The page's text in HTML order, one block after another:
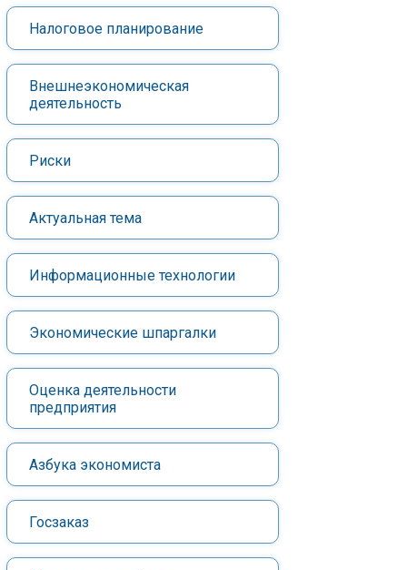
Налоговое планирование
Внешнеэкономическая
деятельность
Риски
Актуальная тема
Информационные технологии
Экономические шпаргалки
Оценка деятельности
предприятия
Азбука экономиста
Госзаказ